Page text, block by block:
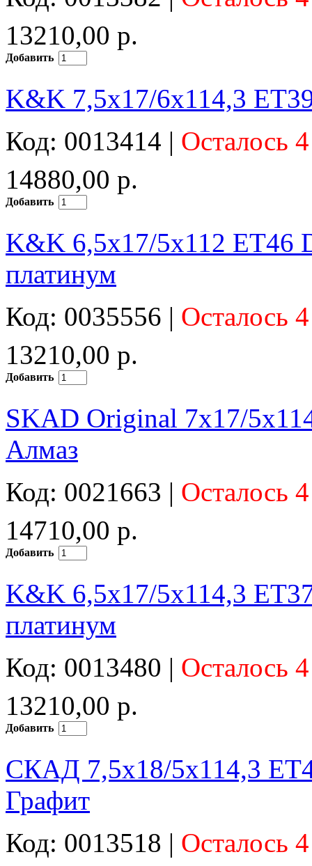
13210,00 р.
Добавить
K&K 7,5x17/6x114,3
Код: 0013414 | Осталось
14880,00 р.
Добавить
K&K 6,5x17/5x112 ET46
платинум
Код: 0035556 | Осталось
13210,00 р.
Добавить
SKAD Original 7x17/
Алмаз
Код: 0021663 | Осталось
14710,00 р.
Добавить
K&K 6,5x17/5x114,3
платинум
Код: 0013480 | Осталось
13210,00 р.
Добавить
СКАД 7,5x18/5x114,3
Графит
Код: 0013518 | Осталось